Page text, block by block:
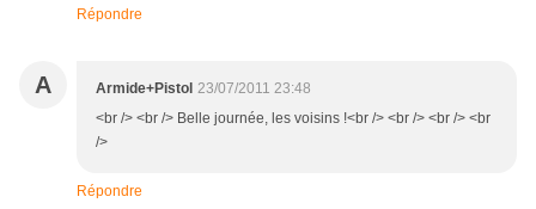
Répondre
A Armide+Pistol 23/07/2011 23:48
<br /> <br /> Belle journée, les voisins !<br /> <br /> <br /> <br
/>
Répondre